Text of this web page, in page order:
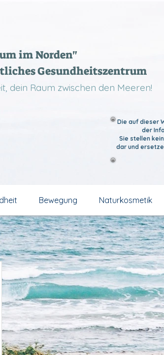
im Norden"
Gesundheitszentrum
dein Raum zwischen den Meeren!
Die auf dieser
der
Sie stellen
dar und
Bewegung Naturkosmetik